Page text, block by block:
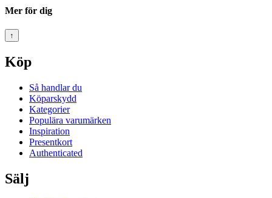
Mer för dig
↑
Köp
Så handlar du
Köparskydd
Kategorier
Populära varumärken
Inspiration
Presentkort
Authenticated
Sälj